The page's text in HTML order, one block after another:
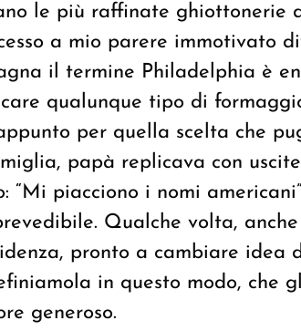
le più raffinate ghiottonerie
a mio parere immotivato
il termine Philadelphia è
qualunque tipo di
per quella scelta che
papà replicava con
“Mi piacciono i nomi
Qualche volta,
pronto a cambiare idea
in questo modo, che
generoso.